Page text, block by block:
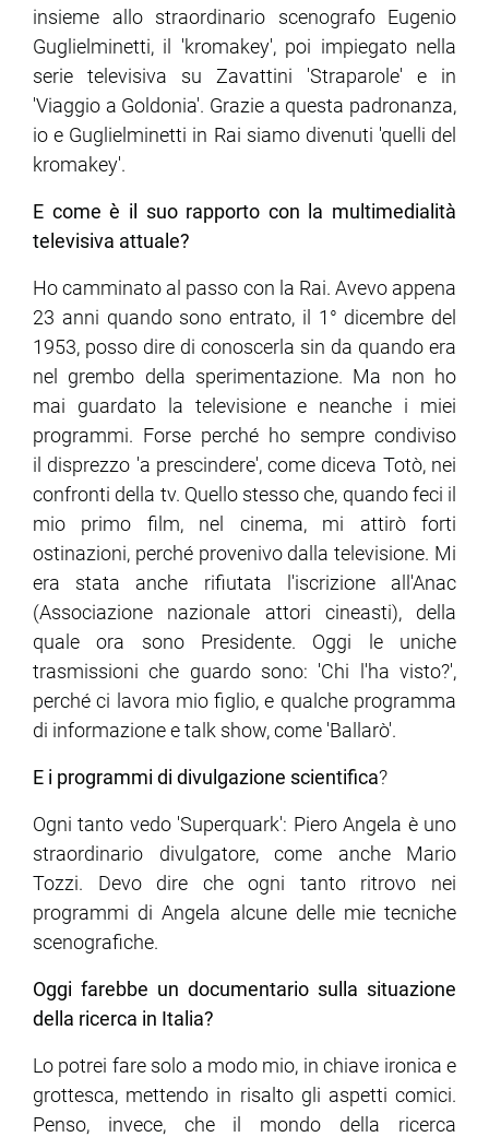
insieme allo straordinario scenografo Eugenio
Guglielminetti, il 'kromakey', poi impiegato nella
serie televisiva su Zavattini 'Straparole' e in
'Viaggio a Goldonia'. Grazie a questa padronanza,
io e Guglielminetti in Rai siamo divenuti 'quelli del
kromakey'.
E come è il suo rapporto con la multimedialità
televisiva attuale?
Ho camminato al passo con la Rai. Avevo appena
23 anni quando sono entrato, il 1° dicembre del
1953, posso dire di conoscerla sin da quando era
nel grembo della sperimentazione. Ma non ho
mai guardato la televisione e neanche i miei
programmi. Forse perché ho sempre condiviso
il disprezzo 'a prescindere', come diceva Totò, nei
confronti della tv. Quello stesso che, quando feci il
mio primo film, nel cinema, mi attirò forti
ostinazioni, perché provenivo dalla televisione. Mi
era stata anche rifiutata l'iscrizione all'Anac
(Associazione nazionale attori cineasti), della
quale ora sono Presidente. Oggi le uniche
trasmissioni che guardo sono: 'Chi l'ha visto?',
perché ci lavora mio figlio, e qualche programma
di informazione e talk show, come 'Ballarò'.
E i programmi di divulgazione scientifica?
Ogni tanto vedo 'Superquark': Piero Angela è uno
straordinario divulgatore, come anche Mario
Tozzi. Devo dire che ogni tanto ritrovo nei
programmi di Angela alcune delle mie tecniche
scenografiche.
Oggi farebbe un documentario sulla situazione
della ricerca in Italia?
Lo potrei fare solo a modo mio, in chiave ironica e
grottesca, mettendo in risalto gli aspetti comici.
Penso, invece, che il mondo della ricerca